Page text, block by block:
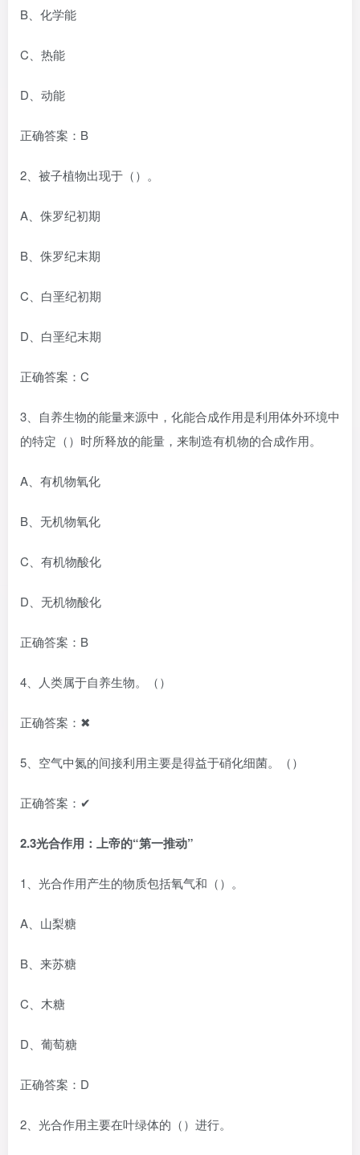
B、化学能
C、热能
D、动能
正确答案：B
2、被子植物出现于（）。
A、侏罗纪初期
B、侏罗纪末期
C、白垩纪初期
D、白垩纪末期
正确答案：C
3、自养生物的能量来源中，化能合成作用是利用体外环境中
的特定（）时所释放的能量，来制造有机物的合成作用。
A、有机物氧化
B、无机物氧化
C、有机物酸化
D、无机物酸化
正确答案：B
4、人类属于自养生物。（）
正确答案：✖
5、空气中氮的间接利用主要是得益于硝化细菌。（）
正确答案：✔
2.3光合作用：上帝的“第一推动”
1、光合作用产生的物质包括氧气和（）。
A、山梨糖
B、来苏糖
C、木糖
D、葡萄糖
正确答案：D
2、光合作用主要在叶绿体的（）进行。